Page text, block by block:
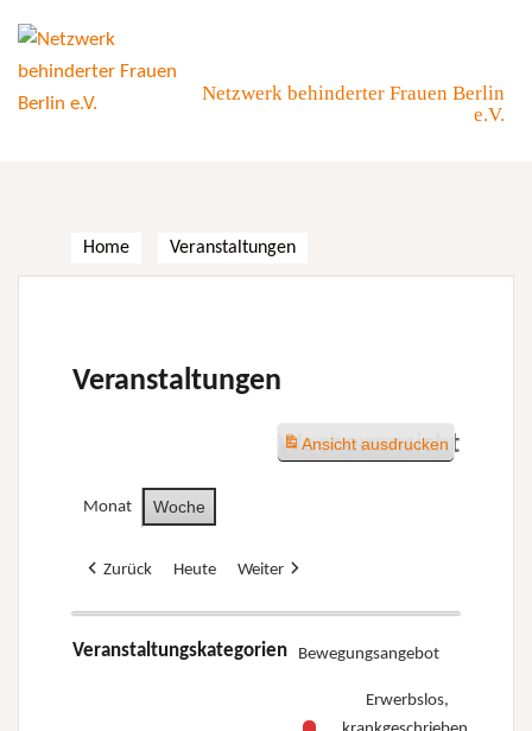
content
Netzwerk behinderter Frauen Berlin
e.V.
Home Veranstaltungen
Veranstaltungen
Wochenansicht
Monat Woche
Zurück Heute Weiter
Veranstaltungskategorien Bewegungsangebot
Erwerbslos,
Ansichtausdrucken